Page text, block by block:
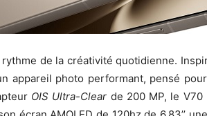
de la créativité quotidienne.
appareil photo performant, pensé
OIS Ultra-Clear de 200 MP, le